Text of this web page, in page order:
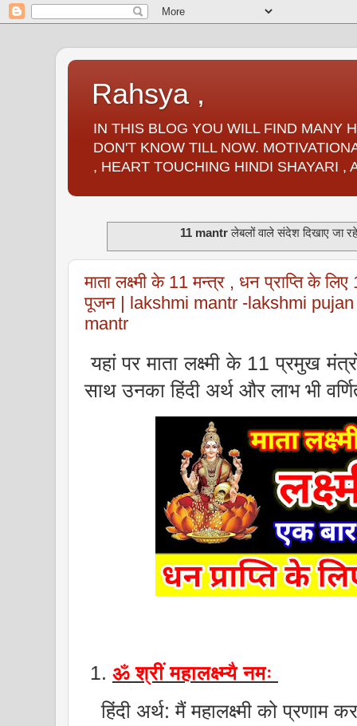
Rahsya ,
IN THIS BLOG YOU WILL FIND MANY
DON'T KNOW TILL NOW.
, HEART TOUCHING HINDI SHAYARI ,
11 mantrलेबलों वाले संदेश दिखाए जा
माता लक्ष्मी के 11 मन्त्र , धन प्राप्ति के लिए
पूजन | lakshmi mantr -lakshmi
mantr
यहां पर माता लक्ष्मी के 11 प्रमुख
साथ उनका हिंदी अर्थ और लाभ भी
1. ॐ श्रीं महालक्ष्म्यै नमः
हिंदी अर्थ: मैं महालक्ष्मी को प्रणाम